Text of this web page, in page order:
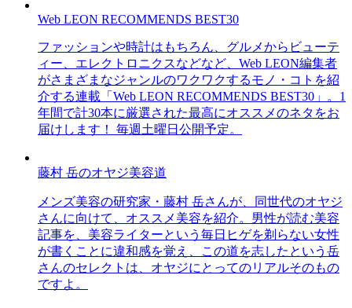
Web LEON RECOMMENDS BEST30
ファッションや時計はもちろん、グルメからビューテ
ィー、エレクトロニクスなどなど、Web LEON編集者
がさまざまなジャンルのワクワクするモノ・コトを紹
介する連載「Web LEON RECOMMENDS BEST30」。1
年間で計30本に厳選された最高にオススメのネタをお
届けします！ 毎週土曜日公開予定。
藤村 岳のオヤジ美容道
メンズ美容の研究家・藤村 岳さんが、同世代のオヤジ
さんに向けて、オススメ美容を紹介。男性が読む美容
記事を、美容ライターという毎日ヒゲを剃らない女性
が書くことに違和感を覚え、この道を志したという岳
さんのセレクトは、オヤジにとってのリアルそのもの
ですよ。